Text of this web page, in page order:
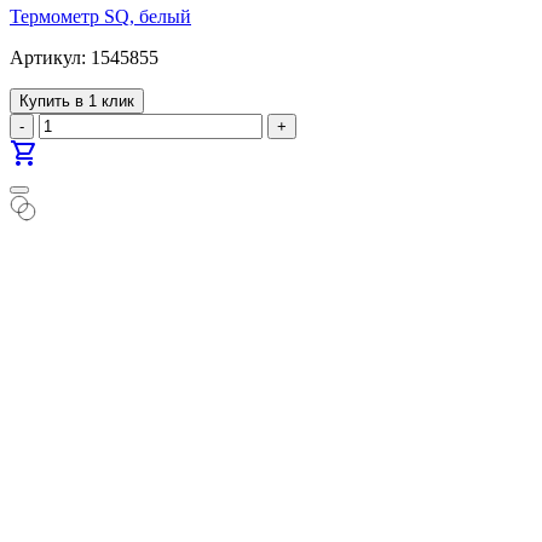
Термометр SQ, белый
Артикул: 1545855
Купить в 1 клик
-
+
shopping_cart